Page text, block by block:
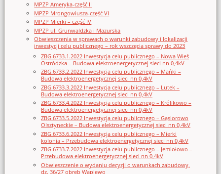
MPZP Ameryka-część II
MPZP Mrongowiusza-część VI
MPZP Mierki – część IV
MPZP ul. Grunwaldzka i Mazurska
Obwieszczenia w sprawach o warunki zabudowy i lokalizacji
inwestycji celu publicznego – rok wszczęcia sprawy do 2023
ZBG.6733.1.2022 Inwestycja celu publicznego – Nowa Wieś
Ostródzka – Budowa elektroenergetycznej sieci nn 0,4kV
ZBG.6733.2.2022 Inwestycja celu publicznego – Mańki –
Budowa elektroenergetycznej sieci nn 0,4kV
ZBG.6733.3.2022 Inwestycja celu publicznego – Lutek –
Budowa elektroenergetycznej sieci nn 0,4kV
ZBG.6733.4.2022 Inwestycja celu publicznego – Królikowo –
Budowa elektroenergetycznej sieci nn 0,4kV
ZBG.6733.5.2022 Inwestycja celu publicznego – Gąsiorowo
Olsztyneckie – Budowa elektroenergetycznej sieci nn 0,4kV
ZBG.6733.6.2022 Inwestycja celu publicznego – Mierki
kolonia – Przebudowa elektroenergetycznej sieci nn 0,4kV
ZBG.6733.7.2022 Inwestycja celu publicznego – Jemiołowo –
Przebudowa elektroenergetycznej sieci nn 0,4kV
Obwieszczenie o wydaniu decyzji o warunkach zabudowy,
dz. 36/27 obręb Waplewo